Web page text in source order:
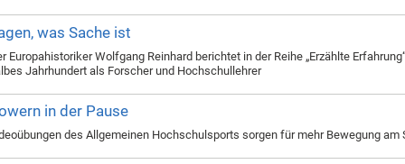
was Sache ist
Europahistoriker Wolfgang Reinhard berichtet in der Reihe „Erzählte
Jahrhundert als Forscher und Hochschullehrer
in der Pause
des Allgemeinen Hochschulsports sorgen für mehr Bewegung am